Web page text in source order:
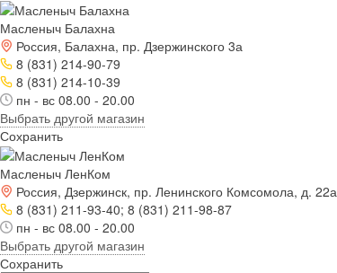
Масленыч Балахна
Россия, Балахна, пр. Дзержинского 3а
8 (831) 214-90-79
8 (831) 214-10-39
пн - вс 08.00 - 20.00
Выбрать другой магазин
Сохранить
Масленыч ЛенКом
Россия, Дзержинск, пр. Ленинского Комсомола, д. 22а
8 (831) 211-93-40; 8 (831) 211-98-87
пн - вс 08.00 - 20.00
Выбрать другой магазин
Сохранить